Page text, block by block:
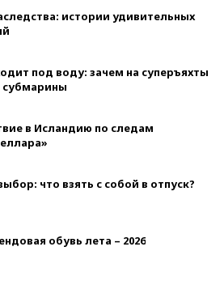
истории удивительных
под воду: зачем на суперъяхты
субмарины
в Исландию по следам
что взять с собой в отпуск?
обувь лета – 2026